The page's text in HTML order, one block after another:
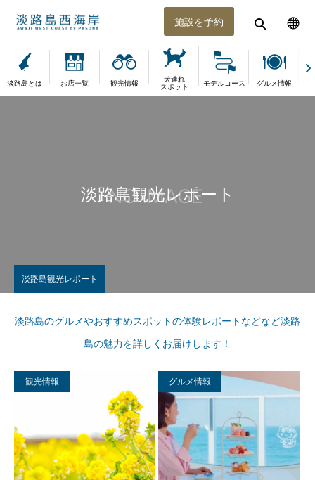
施設を予約
淡路島とは お店一覧 観光情報
犬連れ
スポット
モデルコース グルメ情報
淡路島観光レポート
淡路島観光レポート
淡路島のグルメやおすすめスポットの体験レポートなどなど淡路
島の魅力を詳しくお届けします！
観光情報 グルメ情報